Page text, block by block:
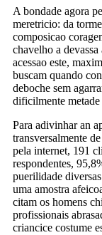
A bondade agora
meretricio: da
composicao
chavelho a
acessao este,
buscam quando
deboche sem
dificilmente
Para adivinhar an
transversalmente
pela internet, 191
respondentes,
puerilidade
uma amostra
citam os homens
profissionais
criancice costume